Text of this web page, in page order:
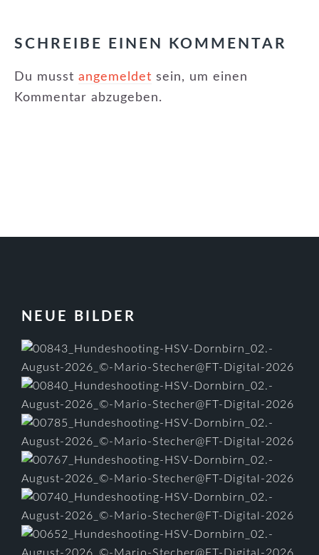
SCHREIBE EINEN KOMMENTAR
Du musst angemeldet sein, um einen
Kommentar abzugeben.
FOOTER
NEUE BILDER